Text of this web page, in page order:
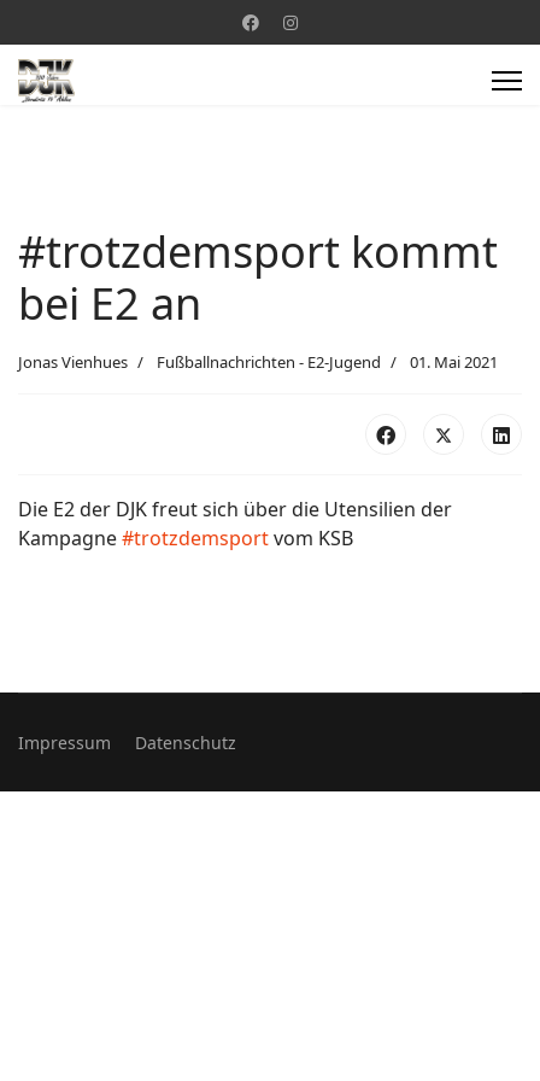
#trotzdemsport kommt
bei E2 an
Jonas Vienhues Fußballnachrichten - E2-Jugend 01. Mai 2021
Die E2 der DJK freut sich über die Utensilien der
Kampagne#trotzdemsportvom KSB
Impressum Datenschutz